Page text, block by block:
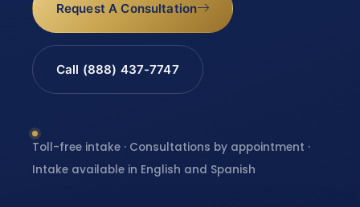
Request A Consultation
Call (888) 437-7747
Toll-free intake · Consultations by appointment ·
Intake available in English and Spanish